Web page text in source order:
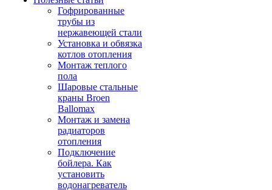
Гофрированные
трубы из
нержавеющей стали
Установка и обвязка
котлов отопления
Монтаж теплого
пола
Шаровые стальные
краны Broen
Ballomax
Монтаж и замена
радиаторов
отопления
Подключение
бойлера. Как
установить
водонагреватель